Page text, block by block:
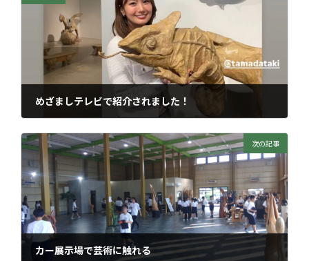
めざましテレビで紹介されました！
次の記事
カー展示場で芸術に触れる